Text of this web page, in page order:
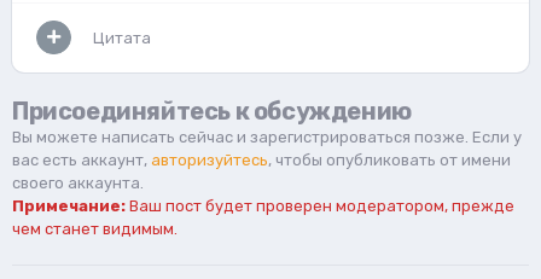
Цитата
Присоединяйтесь к обсуждению
Вы можете написать сейчас и зарегистрироваться позже. Если у
вас есть аккаунт, авторизуйтесь, чтобы опубликовать от имени
своего аккаунта.
Примечание: Ваш пост будет проверен модератором, прежде
чем станет видимым.